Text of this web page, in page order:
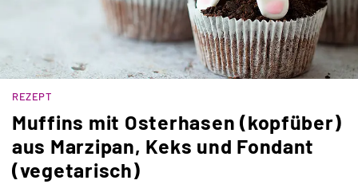
REZEPT
Muffins mit Osterhasen (kopfüber)
aus Marzipan, Keks und Fondant
(vegetarisch)